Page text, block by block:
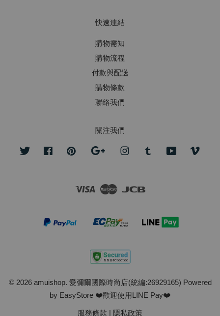
快速連結
購物需知
購物流程
付款與配送
購物條款
聯絡我們
關注我們
Twitter FacebookPinterest Google InstagramTumblr YouTube
Visa Master
© 2026 amuishop. 愛彌爾國際時尚店(統編:26929165) Powered
by EasyStore ❤️歡迎使用LINE Pay❤️
服務條款 | 隱私政策